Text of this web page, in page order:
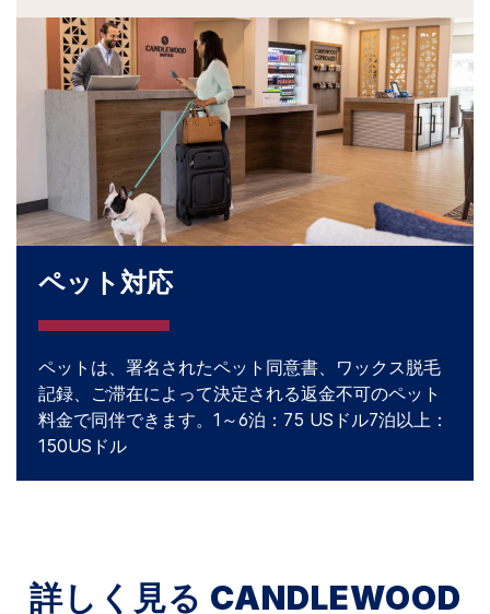
ペット対応
ペットは、署名されたペット同意書、ワックス脱毛
記録、ご滞在によって決定される返金不可のペット
料金で同伴できます。1～6泊：75 USドル7泊以上：
150USドル
詳しく見る CANDLEWOOD